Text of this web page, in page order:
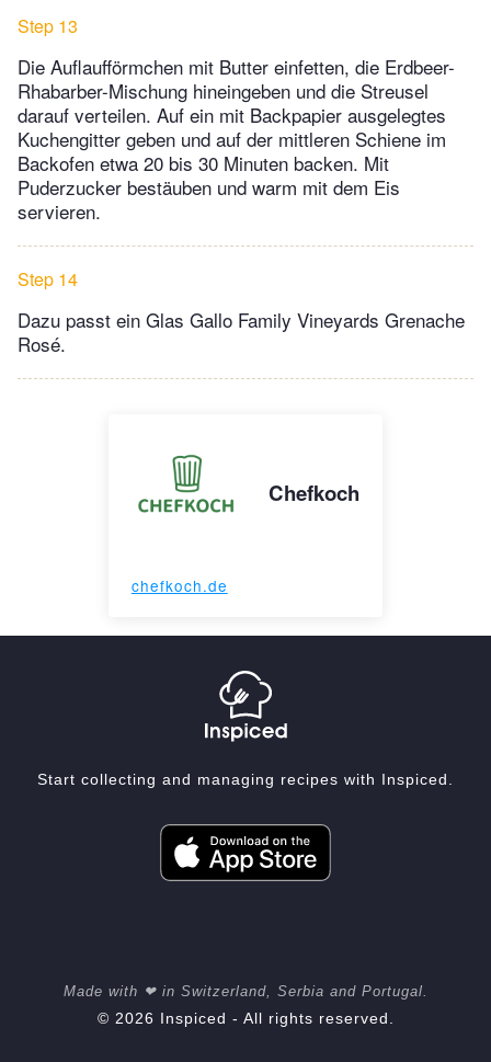
Step 13
Die Auflaufförmchen mit Butter einfetten, die Erdbeer-
Rhabarber-Mischung hineingeben und die Streusel
darauf verteilen. Auf ein mit Backpapier ausgelegtes
Kuchengitter geben und auf der mittleren Schiene im
Backofen etwa 20 bis 30 Minuten backen. Mit
Puderzucker bestäuben und warm mit dem Eis
servieren.
Step 14
Dazu passt ein Glas Gallo Family Vineyards Grenache
Rosé.
Chefkoch
chefkoch.de
Start collecting and managing recipes with Inspiced.
Made with ❤ in Switzerland, Serbia and Portugal.
© 2026 Inspiced - All rights reserved.